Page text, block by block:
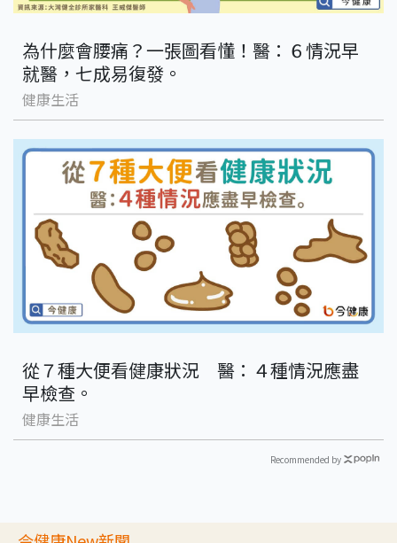
為什麼會腰痛？一張圖看懂！醫：６情況早
就醫，七成易復發。
健康生活
從７種大便看健康狀況 醫：４種情況應盡
早檢查。
健康生活
Recommended by